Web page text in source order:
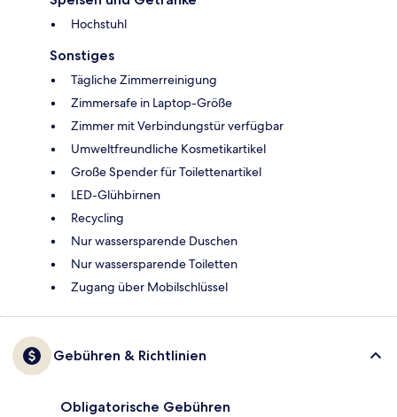
Hochstuhl
Sonstiges
Tägliche Zimmerreinigung
Zimmersafe in Laptop-Größe
Zimmer mit Verbindungstür verfügbar
Umweltfreundliche Kosmetikartikel
Große Spender für Toilettenartikel
LED-Glühbirnen
Recycling
Nur wassersparende Duschen
Nur wassersparende Toiletten
Zugang über Mobilschlüssel
Gebühren & Richtlinien
Obligatorische Gebühren